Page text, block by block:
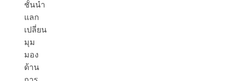
ชั้นนำ
แลก
เปลี่ยน
มุม
มอง
ด้าน